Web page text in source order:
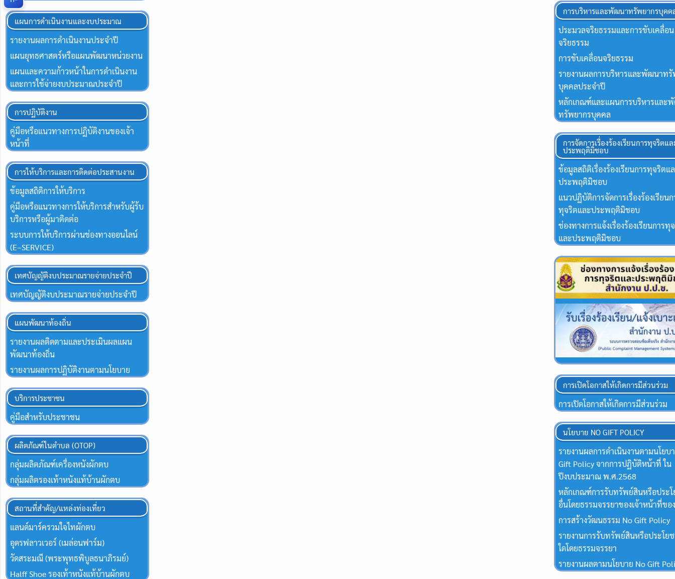
แผนการดำเนินงานและงบประมาณ
รายงานผลการดำเนินงานประจำปี
แผนยุทธศาสตร์หรือแผนพัฒนาหน่วยงาน
แผนและความก้าวหน้าในการดำเนินงาน
และการใช้จ่ายงบประมาณประจำปี
การปฏิบัติงาน
คู่มือหรือแนวทางการปฏิบัติงานของเจ้า
หน้าที่
การให้บริการและการติดต่อประสานงาน
ข้อมูลสถิติการให้บริการ
คู่มือหรือแนวทางการให้บริการสำหรับผู้ร้บ
บริการหรือผู้มาติดต่อ
ระบบการให้บริการผ่านช่องทางออนไลน์
(E–SERVICE)
เทศบัญญัติงบประมาณรายจ่ายประจำปี
เทศบัญญัติงบประมาณรายจ่ายประจำปี
แผนพัฒนาท้องถิ่น
รายงานผลติดตามและประเมินผลแผน
พัฒนาท้องถิ่น
รายงานผลการปฏิบัติงานตามนโยบาย
บริการประชาชน
คู่มือสำหรับประชาชน
ผลิตภัณฑ์ในตำบล (OTOP)
กลุ่มผลิตภัณฑ์เครื่องหนังผักตบ
กลุ่มผลิตรองเท้าหนังแท้บ้านผักตบ
สถานที่สำคัญ/แหล่งท่องเที่ยว
แลนด์มาร์ครวมใจไทผักตบ
อุดรฟลาวเวอร์ (เมล่อนฟาร์ม)
วัดสระมณี (พระพุทธพิบูลธนาภิรมย์)
Halff Shoe รองเท้าหนังแท้บ้านผักตบ
การบริหารและพัฒนาทรัพยากรบุคค
ประมวลจริยธรรมและการขับเคลื่อน
จริยธรรม
การขับเคลื่อนจริยธรรม
รายงานผลการบริหารและพัฒนาท
บุคคลประจำปี
หลักเกณฑ์และแผนการบริหารและ
ทรัพยากรบุคคล
การจัดการเรื่องร้องเรียนการทุจริตแ
ประพฤติมิชอบ
ข้อมูลสถิติเรื่องร้องเรียนการทุจริตแ
ประพฤติมิชอบ
แนวปฏิบัติการจัดการเรื่องร้องเรียน
ทุจริตและประพฤติมิชอบ
ช่องทางการแจ้งเรื่องร้องเรียนการทุ
และประพฤติมิชอบ
การเปิดโอกาสให้เกิดการมีส่วนร่วม
การเปิดโอกาสให้เกิดการมีส่วนร่วม
นโยบาย NO GIFT POLICY
รายงานผลการดำเนินงานตามนโยบ
Gift Policy จากการปฏิบัติหน้าที่ ใน
ปีงบประมาณ พ.ศ.2568
หลักเกณฑ์การรับทรัพย์สินหรือประ
อื่นโดยธรรมจรรยาของเจ้าหน้าที่ขอ
การสร้างวัฒนธรรม No Gift Policy
รายงานการรับทรัพย์สินหรือประโย
ใดโดยธรรมจรรยา
รายงานผลตามนโยบาย No Gift